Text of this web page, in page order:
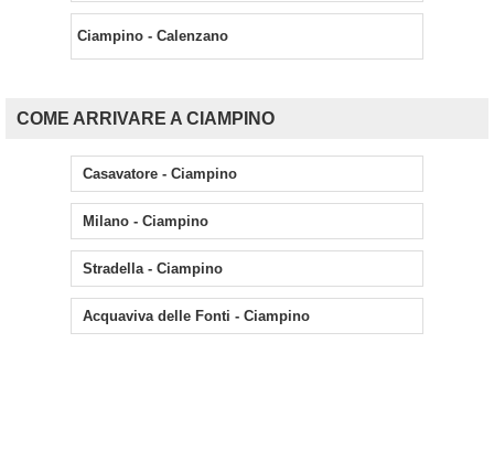
Ciampino - Calenzano
COME ARRIVARE A CIAMPINO
Casavatore - Ciampino
Milano - Ciampino
Stradella - Ciampino
Acquaviva delle Fonti - Ciampino